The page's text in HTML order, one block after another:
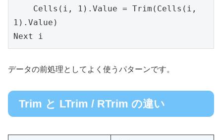
1).Value)
Next i
データの前処理としてよく使うパターンです。
Trim と LTrim / RTrim の違い